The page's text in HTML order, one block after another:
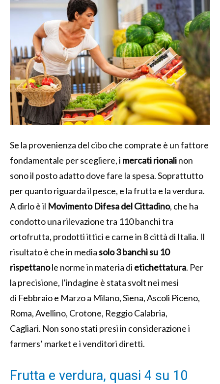
Se la provenienza del cibo che comprate è un fattore
fondamentale per scegliere, i mercati rionalinon
sono il posto adatto dove fare la spesa. Soprattutto
per quanto riguarda il pesce, e la frutta e la verdura.
A dirlo è il Movimento Difesa del Cittadino, che ha
condotto una rilevazione tra 110 banchi tra
ortofrutta, prodotti ittici e carne in 8 città di Italia. Il
risultato è che in mediasolo 3 banchi su 10
rispettanole norme in materia di etichettatura. Per
la precisione, l’indagine è stata svolt nei mesi
di Febbraio e Marzo a Milano, Siena, Ascoli Piceno,
Roma, Avellino, Crotone, Reggio Calabria,
Cagliari. Non sono stati presi in considerazione i
farmers’ market e i venditori diretti.
Frutta e verdura, quasi 4 su 10